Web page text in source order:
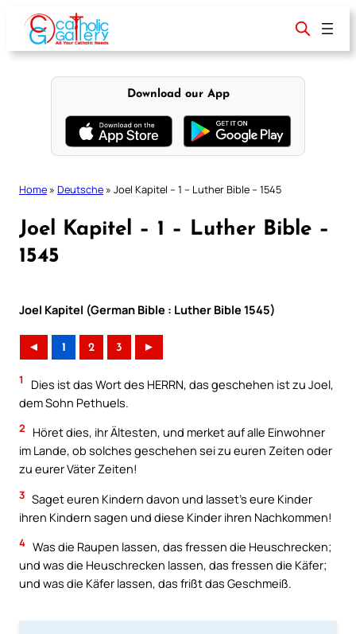
content
Download our App
Home » Deutsche » Joel Kapitel – 1 – Luther Bible – 1545
Joel Kapitel – 1 – Luther Bible –
1545
Joel Kapitel (German Bible : Luther Bible 1545)
◄ 1 2 3 ►
1
Dies ist das Wort des HERRN, das geschehen ist zu Joel,
dem Sohn Pethuels.
2
Höret dies, ihr Ältesten, und merket auf alle Einwohner
im Lande, ob solches geschehen sei zu euren Zeiten oder
zu eurer Väter Zeiten!
3 Saget euren Kindern davon und lasset’s eure Kinder
ihren Kindern sagen und diese Kinder ihren Nachkommen!
4 Was die Raupen lassen, das fressen die Heuschrecken;
und was die Heuschrecken lassen, das fressen die Käfer;
und was die Käfer lassen, das frißt das Geschmeiß.